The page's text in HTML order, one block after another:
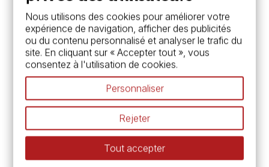
Services
Carte fidélité & avantages
Chèque cadeau, bon cadeaux
Devis & bon de commande
Pass culture - mode d'emploi
Nos promotions en cours
Espace conseils
L’aquarelle en tubes ou en godets ?
Le vocabulaire technique de l’aquarelle
Différence entre peinture Fine et Extra-fine
Préparer une toile pour peinture à l'huile et acrylique
Nous utilisons des cookies pour améliorer votre
expérience de navigation, afficher des publicités
ou du contenu personnalisé et analyser le trafic du
site. En cliquant sur « Accepter tout », vous
consentez à l'utilisation de cookies.
Personnaliser
Rejeter
Tout accepter